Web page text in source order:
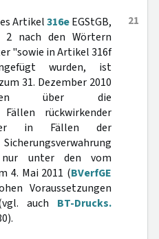
21
Artikel316eEGStGB,
nach den Wörtern
"sowie in Artikel 316f
wurden, ist
31. Dezember 2010
über die
rückwirkender
in Fällen der
nur unter den vom
4. Mai 2011 (BVerfGE
Voraussetzungen
auch BT-Drucks.